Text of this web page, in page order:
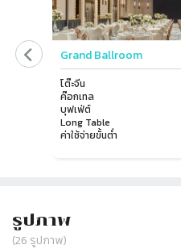
Grand Ballroom
โต๊ะจีน
ค๊อกเทล
บุฟเฟ่ต์
Long Table
ค่าใช้จ่ายขั้นต่ำ
รูปภาพ
(26 รูปภาพ)